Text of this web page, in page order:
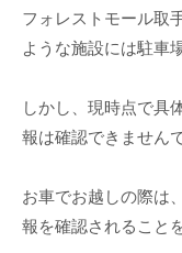
フォレストモール取
ような施設には駐車
しかし、現時点で具
報は確認できません
お車でお越しの際は
報を確認されること